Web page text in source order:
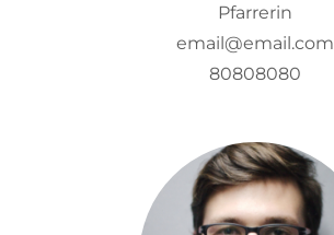
Pfarrerin
email@email.com
80808080